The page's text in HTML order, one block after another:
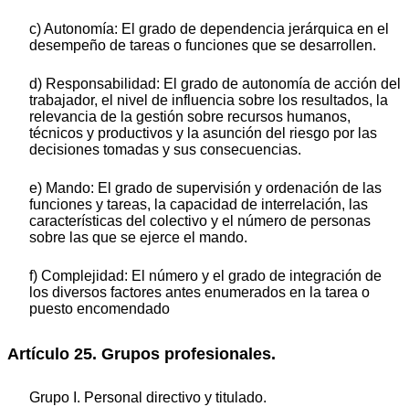
c) Autonomía: El grado de dependencia jerárquica en el
desempeño de tareas o funciones que se desarrollen.
d) Responsabilidad: El grado de autonomía de acción del
trabajador, el nivel de influencia sobre los resultados, la
relevancia de la gestión sobre recursos humanos,
técnicos y productivos y la asunción del riesgo por las
decisiones tomadas y sus consecuencias.
e) Mando: El grado de supervisión y ordenación de las
funciones y tareas, la capacidad de interrelación, las
características del colectivo y el número de personas
sobre las que se ejerce el mando.
f) Complejidad: El número y el grado de integración de
los diversos factores antes enumerados en la tarea o
puesto encomendado
Artículo 25. Grupos profesionales.
Grupo I. Personal directivo y titulado.